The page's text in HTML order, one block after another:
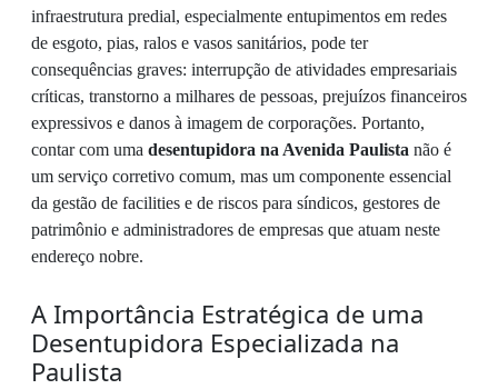
infraestrutura predial, especialmente entupimentos em redes
de esgoto, pias, ralos e vasos sanitários, pode ter
consequências graves: interrupção de atividades empresariais
críticas, transtorno a milhares de pessoas, prejuízos financeiros
expressivos e danos à imagem de corporações. Portanto,
contar com uma desentupidora na Avenida Paulista não é
um serviço corretivo comum, mas um componente essencial
da gestão de facilities e de riscos para síndicos, gestores de
patrimônio e administradores de empresas que atuam neste
endereço nobre.
A Importância Estratégica de uma
Desentupidora Especializada na
Paulista